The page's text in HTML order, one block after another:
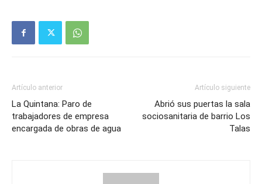
Artículo anterior
La Quintana: Paro de
trabajadores de empresa
encargada de obras de agua
Artículo siguiente
Abrió sus puertas la sala
sociosanitaria de barrio Los
Talas